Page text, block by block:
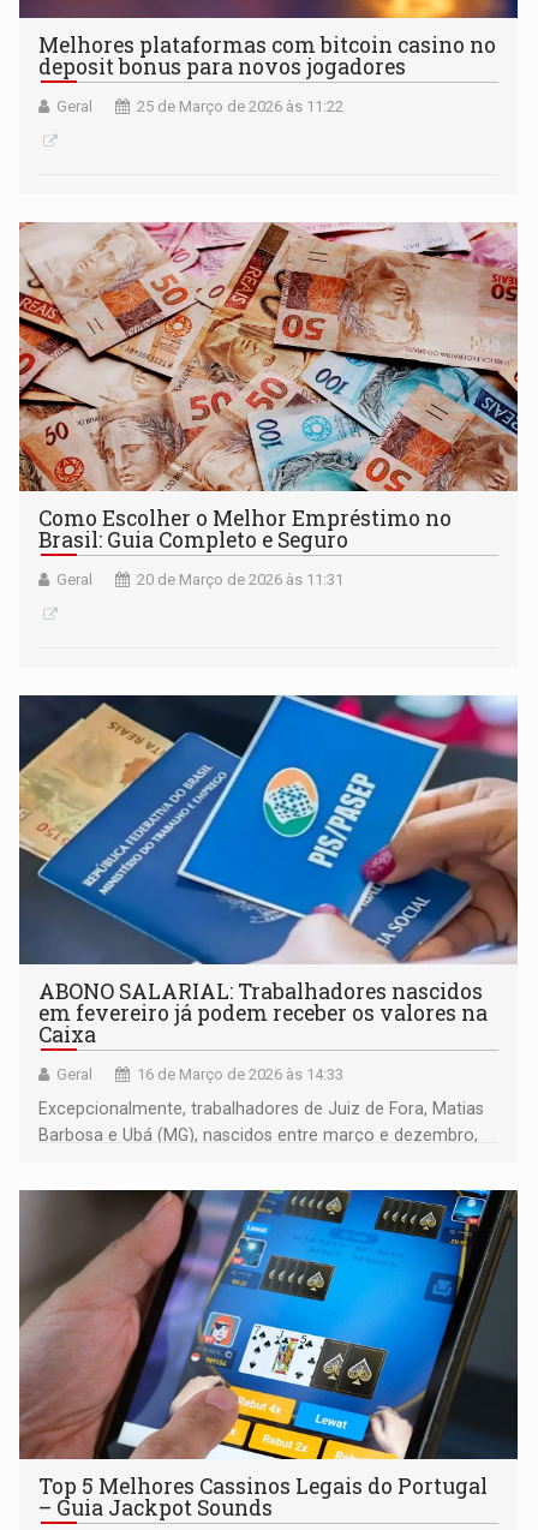
Melhores plataformas com bitcoin casino no
deposit bonus para novos jogadores
Geral 25 de Março de 2026 às 11:22
Como Escolher o Melhor Empréstimo no
Brasil: Guia Completo e Seguro
Geral 20 de Março de 2026 às 11:31
ABONO SALARIAL: Trabalhadores nascidos
em fevereiro já podem receber os valores na
Caixa
Geral 16 de Março de 2026 às 14:33
Excepcionalmente, trabalhadores de Juiz de Fora, Matias
Barbosa e Ubá (MG), nascidos entre março e dezembro,
Top 5 Melhores Cassinos Legais do Portugal
– Guia Jackpot Sounds